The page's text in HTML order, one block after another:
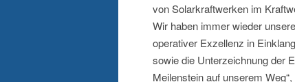
von Solarkraftwerken im
Wir haben immer wieder
operativer Exzellenz in
sowie die Unterzeichnung der
Meilenstein auf unserem